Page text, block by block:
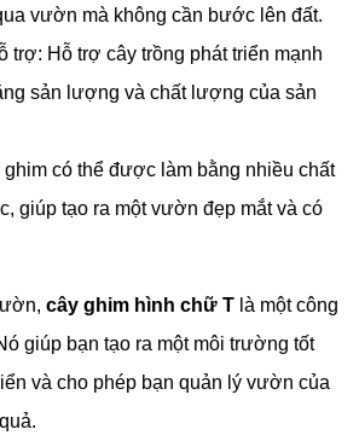
vườn mà không cần bước lên đất.
trợ: Hỗ trợ cây trồng phát triển mạnh
sản lượng và chất lượng của sản
ghim có thể được làm bằng nhiều chất
giúp tạo ra một vườn đẹp mắt và có
cây ghim hình chữ T là một công
giúp bạn tạo ra một môi trường tốt
và cho phép bạn quản lý vườn của